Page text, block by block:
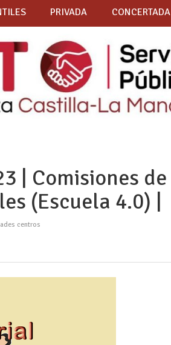
PRIVADA CONCERTADA
| Comisiones de
(Escuela 4.0) |
centros